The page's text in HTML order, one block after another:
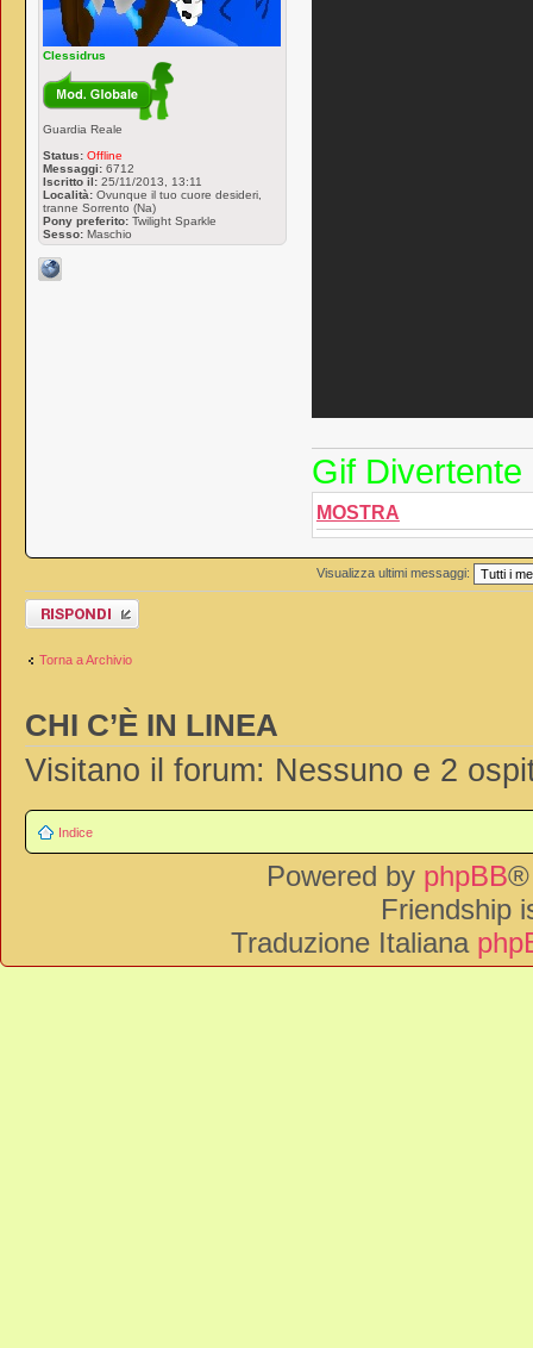
Gif Divertente
MOSTRA
Clessidrus
Guardia Reale
Status: Offline
Messaggi: 6712
Iscritto il: 25/11/2013, 13:11
Località: Ovunque il tuo cuore desideri,
tranne Sorrento (Na)
Pony preferito: Twilight Sparkle
Sesso: Maschio
Visualizza ultimi messaggi:
Rispondi al
messaggio
Torna a Archivio
CHI C’È IN LINEA
Visitano il forum: Nessuno e 2
Indice
Powered by phpBB®
Friendship
Traduzione Italiana